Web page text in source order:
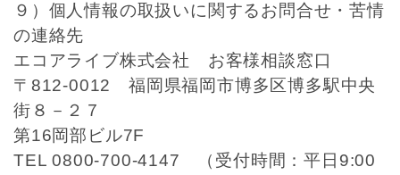
９）個人情報の取扱いに関するお問合せ・苦情
の連絡先
エコアライブ株式会社 お客様相談窓口
〒812-0012 福岡県福岡市博多区博多駅中央
街８－２７
第16岡部ビル7F
TEL 0800-700-4147 （受付時間：平日9:00